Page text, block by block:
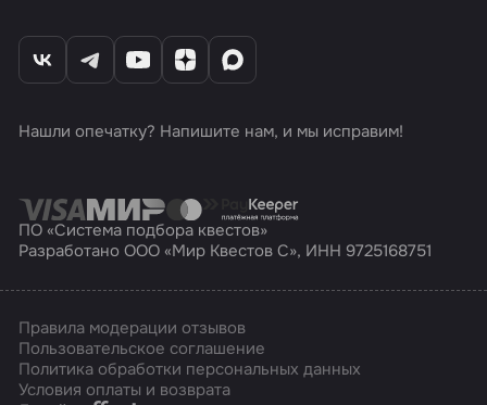
Нашли опечатку? Напишите нам, и мы исправим!
ПО «Система подбора квестов»
Разработано ООО «Мир Квестов С», ИНН 9725168751
Правила модерации отзывов
Пользовательское соглашение
Политика обработки персональных данных
Условия оплаты и возврата